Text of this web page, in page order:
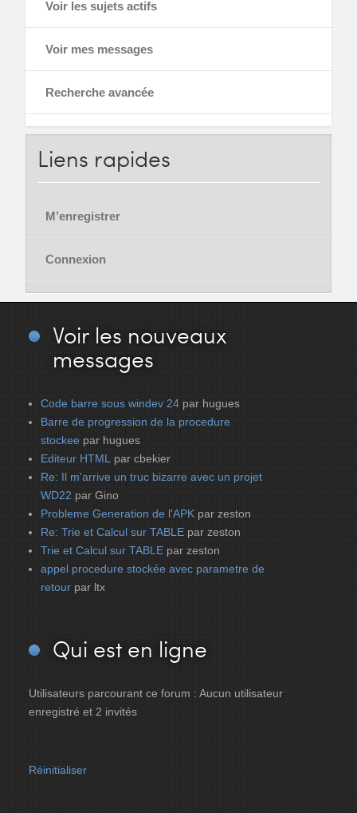
Voir les sujets actifs
Voir mes messages
Recherche avancée
Liens rapides
M’enregistrer
Connexion
Voir les nouveaux
messages
Code barre sous windev 24 par hugues
Barre de progression de la procedure
stockee par hugues
Editeur HTML par cbekier
Re: Il m'arrive un truc bizarre avec un projet
WD22 par Gino
Probleme Generation de l'APK par zeston
Re: Trie et Calcul sur TABLE par zeston
Trie et Calcul sur TABLE par zeston
appel procedure stockée avec parametre de
retour par ltx
Qui est en ligne
Utilisateurs parcourant ce forum : Aucun utilisateur
enregistré et 2 invités
Réinitialiser